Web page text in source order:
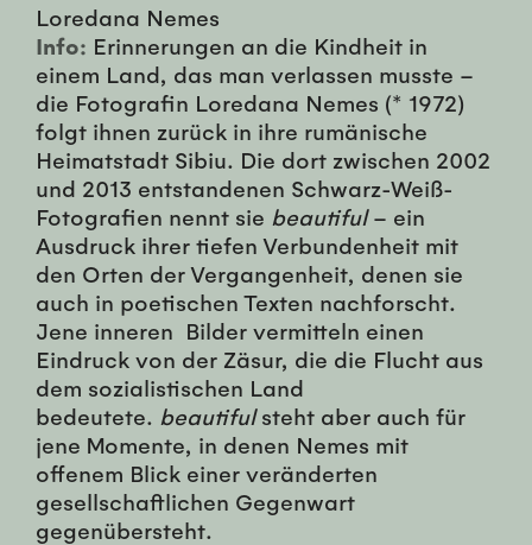
Loredana Nemes
Info: Erinnerungen an die Kindheit in
einem Land, das man verlassen musste –
die Fotografin Loredana Nemes (* 1972)
folgt ihnen zurück in ihre rumänische
Heimatstadt Sibiu. Die dort zwischen 2002
und 2013 entstandenen Schwarz-Weiß-
Fotografien nennt sie beautiful– ein
Ausdruck ihrer tiefen Verbundenheit mit
den Orten der Vergangenheit, denen sie
auch in poetischen Texten nachforscht.
Jene inneren Bilder vermitteln einen
Eindruck von der Zäsur, die die Flucht aus
dem sozialistischen Land
bedeutete. beautifulsteht aber auch für
jene Momente, in denen Nemes mit
offenem Blick einer veränderten
gesellschaftlichen Gegenwart
gegenübersteht.